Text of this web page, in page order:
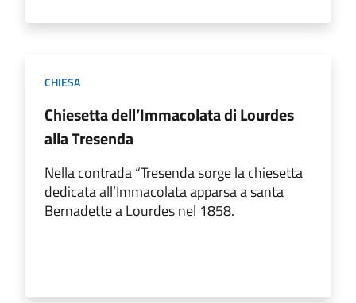
CHIESA
Chiesetta dell’Immacolata di Lourdes
alla Tresenda
Nella contrada “Tresenda sorge la chiesetta
dedicata all’Immacolata apparsa a santa
Bernadette a Lourdes nel 1858.